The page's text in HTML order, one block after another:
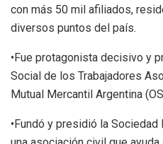
con más 50 mil afiliados,
diversos puntos del país.
•Fue protagonista decisivo y
Social de los Trabajadores
Mutual Mercantil Argentina
•Fundó y presidió la Sociedad